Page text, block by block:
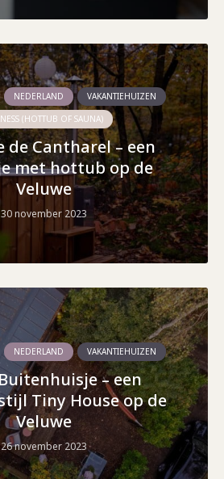
NEDERLAND
VAKANTIEHUIZEN
(HOTTUB OF SAUNA)
de Cantharel – een
met hottub op de
Veluwe
30 november 2023
NEDERLAND VAKANTIEHUIZEN
Buitenhuisje – een
Tiny House op de
Veluwe
26 november 2023